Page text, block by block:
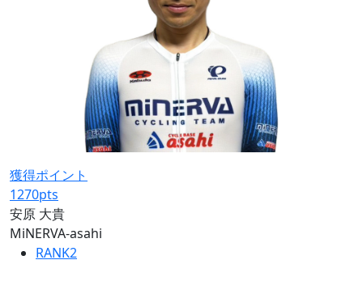
獲得ポイント
1270pts
安原 大貴
MiNERVA-asahi
RANK2